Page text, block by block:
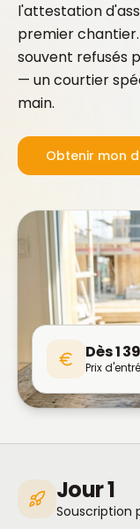
l'attestation
premier
souvent refusés
— un courtier
main.
Obtenir mon
Dès 1
Prix
Jour 1
Souscription